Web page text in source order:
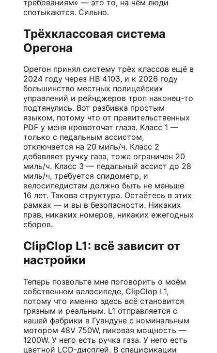
требованиям» — это то, на чём люди
спотыкаются. Сильно.
Трёхклассовая система
Орегона
Орегон принял систему трёх классов ещё в
2024 году через HB 4103, и к 2026 году
большинство местных полицейских
управлений и рейнджеров троп наконец-то
подтянулись. Вот разбивка простым
языком, потому что от правительственных
PDF у меня кровоточат глаза. Класс 1 —
только с педальным ассистом,
отключается на 20 миль/ч. Класс 2
добавляет ручку газа, тоже ограничен 20
миль/ч. Класс 3 — педальный ассист до 28
миль/ч, требуется спидометр, и
велосипедистам должно быть не меньше
16 лет. Такова структура. Остаётесь в этих
рамках — и вы в безопасности. Никаких
прав, никаких номеров, никаких ежегодных
сборов.
ClipClop L1: всё зависит от
настройки
Теперь позвольте мне поговорить о моём
собственном велосипеде, ClipClop L1,
потому что именно здесь всё становится
грязным и реальным. L1 отправляется с
нашей фабрики в Гуандуне с номинальным
мотором 48V 750W, пиковая мощность —
1200W. У него есть ручка газа. У него есть
цветной LCD-дисплей. В спецификации